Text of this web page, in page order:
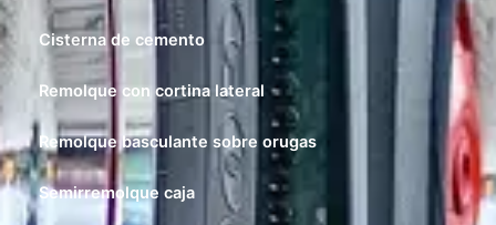
Cisterna de cemento
Remolque con cortina lateral
Remolque basculante sobre orugas
Semirremolque caja